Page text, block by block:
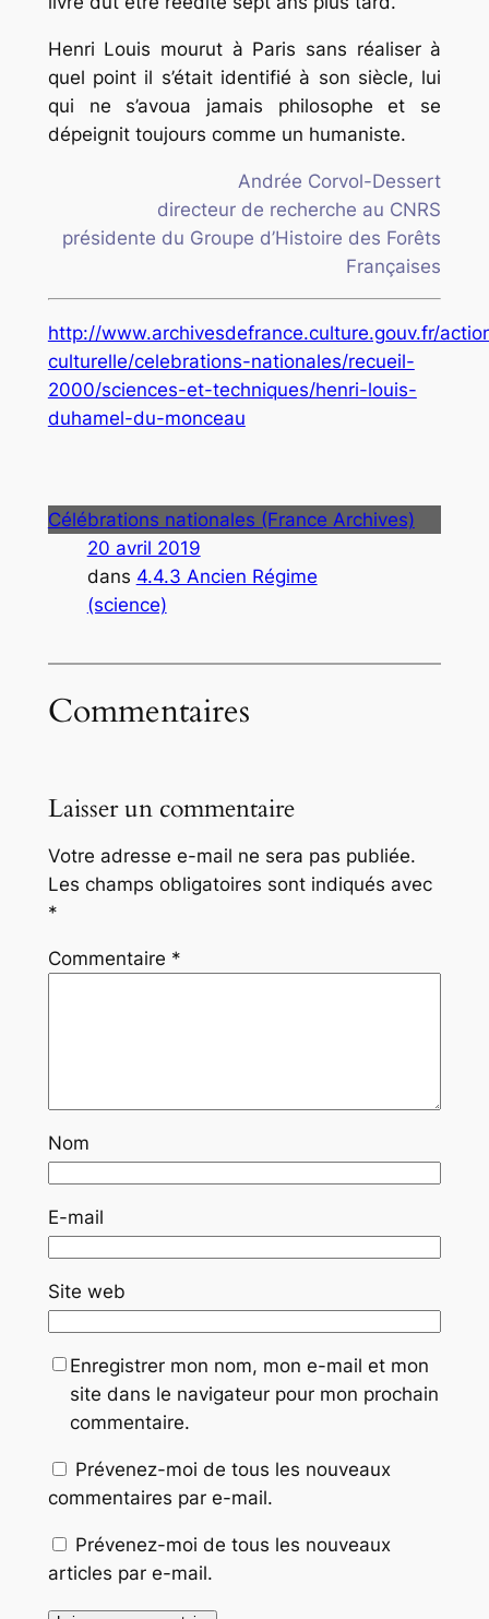
Henri Louis mourut à Paris sans réaliser à
quel point il s’était identifié à son siècle, lui
qui ne s’avoua jamais philosophe et se
dépeignit toujours comme un humaniste.
Andrée Corvol-Dessert
directeur de recherche au CNRS
présidente du Groupe d’Histoire des Forêts
Françaises
http://www.archivesdefrance.culture.gouv.fr/
culturelle/celebrations-nationales/recueil-
2000/sciences-et-techniques/henri-louis-
duhamel-du-monceau
Célébrations nationales (France Archives)
20 avril 2019
dans 4.4.3 Ancien Régime
(science)
Commentaires
Laisser un commentaire
Votre adresse e-mail ne sera pas publiée.
Les champs obligatoires sont indiqués avec
*
Commentaire *
Nom
E-mail
Site web
Enregistrer mon nom, mon e-mail et mon
site dans le navigateur pour mon prochain
commentaire.
Prévenez-moi de tous les nouveaux
commentaires par e-mail.
Prévenez-moi de tous les nouveaux
articles par e-mail.